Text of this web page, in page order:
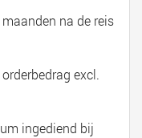
na de reis
excl.
ingediend bij